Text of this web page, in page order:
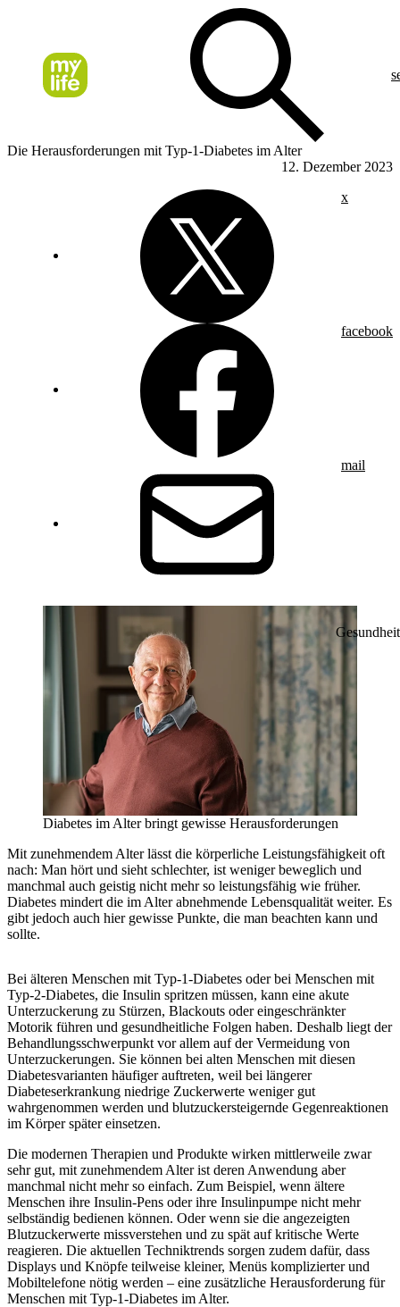
Die Herausforderungen mit Typ-1-Diabetes im Alter
12. Dezember 2023
x
facebook
mail
Gesundheit
Diabetes im Alter bringt gewisse Herausforderungen
Mit zunehmendem Alter lässt die körperliche Leistungsfähigkeit oft
nach: Man hört und sieht schlechter, ist weniger beweglich und
manchmal auch geistig nicht mehr so leistungsfähig wie früher.
Diabetes mindert die im Alter abnehmende Lebensqualität weiter. Es
gibt jedoch auch hier gewisse Punkte, die man beachten kann und
sollte.
Bei älteren Menschen mit Typ-1-Diabetes oder bei Menschen mit
Typ-2-Diabetes, die Insulin spritzen müssen, kann eine akute
Unterzuckerung zu Stürzen, Blackouts oder eingeschränkter
Motorik führen und gesundheitliche Folgen haben. Deshalb liegt der
Behandlungsschwerpunkt vor allem auf der Vermeidung von
Unterzuckerungen. Sie können bei alten Menschen mit diesen
Diabetesvarianten häufiger auftreten, weil bei längerer
Diabeteserkrankung niedrige Zuckerwerte weniger gut
wahrgenommen werden und blutzuckersteigernde Gegenreaktionen
im Körper später einsetzen.
Die modernen Therapien und Produkte wirken mittlerweile zwar
sehr gut, mit zunehmendem Alter ist deren Anwendung aber
manchmal nicht mehr so einfach. Zum Beispiel, wenn ältere
Menschen ihre Insulin-Pens oder ihre Insulinpumpe nicht mehr
selbständig bedienen können. Oder wenn sie die angezeigten
Blutzuckerwerte missverstehen und zu spät auf kritische Werte
reagieren. Die aktuellen Techniktrends sorgen zudem dafür, dass
Displays und Knöpfe teilweise kleiner, Menüs komplizierter und
Mobiltelefone nötig werden – eine zusätzliche Herausforderung für
Menschen mit Typ-1-Diabetes im Alter.